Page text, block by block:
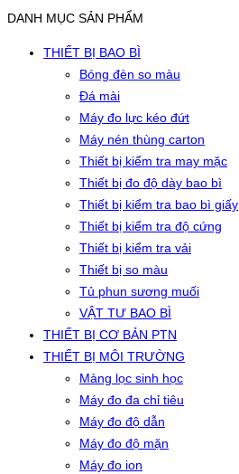
DANH MỤC SẢN PHẨM
THIẾT BỊ BAO BÌ
Bóng đèn so màu
Đá mài
Máy đo lực kéo đứt
Máy nén thùng carton
Thiết bị kiểm tra may mặc
Thiết bị đo độ dày bao bì
Thiết bị kiểm tra bao bì giấy
Thiết bị kiểm tra độ cứng
Thiết bị kiểm tra vải
Thiết bị so màu
Tủ phun sương muối
VẬT TƯ BAO BÌ
THIẾT BỊ CƠ BẢN PTN
THIẾT BỊ MÔI TRƯỜNG
Màng lọc sinh học
Máy đo đa chỉ tiêu
Máy đo độ dẫn
Máy đo độ mặn
Máy đo ion